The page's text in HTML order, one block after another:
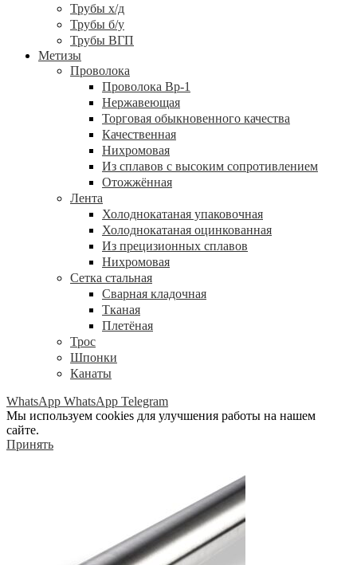
Трубы х/д
Трубы б/у
Трубы ВГП
Метизы
Проволока
Проволока Вр-1
Нержавеющая
Торговая обыкновенного качества
Качественная
Нихромовая
Из сплавов с высоким сопротивлением
Отожжённая
Лента
Холоднокатаная упаковочная
Холоднокатаная оцинкованная
Из прецизионных сплавов
Нихромовая
Сетка стальная
Сварная кладочная
Тканая
Плетёная
Трос
Шпонки
Канаты
WhatsApp WhatsApp Telegram
Мы используем cookies для улучшения работы на нашем
сайте.
Принять